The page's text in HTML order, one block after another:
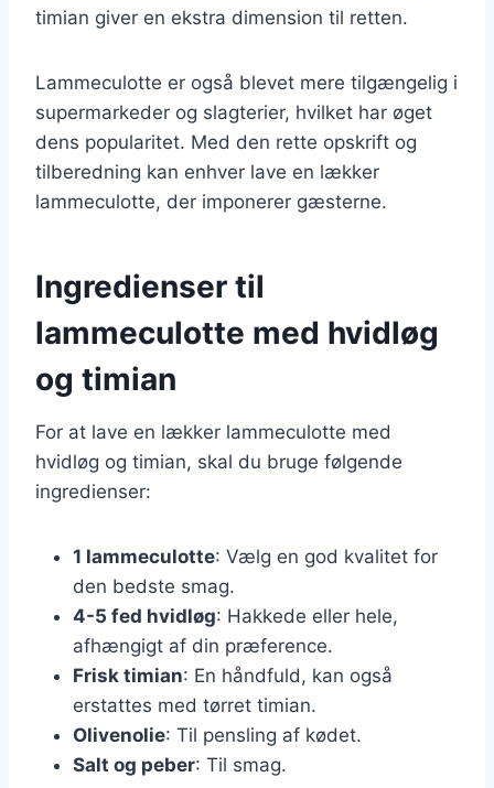
timian giver en ekstra dimension til retten.
Lammeculotte er også blevet mere tilgængelig i
supermarkeder og slagterier, hvilket har øget
dens popularitet. Med den rette opskrift og
tilberedning kan enhver lave en lækker
lammeculotte, der imponerer gæsterne.
Ingredienser til
lammeculotte med hvidløg
og timian
For at lave en lækker lammeculotte med
hvidløg og timian, skal du bruge følgende
ingredienser:
1 lammeculotte: Vælg en god kvalitet for
den bedste smag.
4-5 fed hvidløg: Hakkede eller hele,
afhængigt af din præference.
Frisk timian: En håndfuld, kan også
erstattes med tørret timian.
Olivenolie: Til pensling af kødet.
Salt og peber: Til smag.